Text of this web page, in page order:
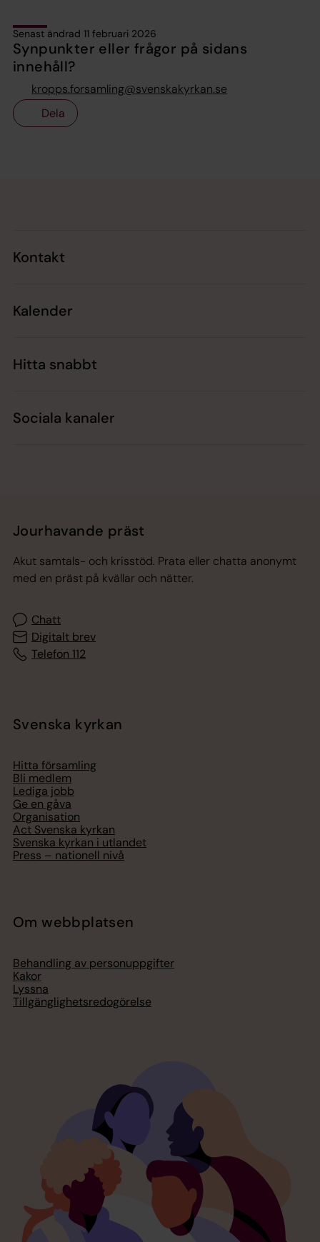
Senast ändrad 11 februari 2026
Synpunkter eller frågor på sidans
innehåll?
kropps.forsamling@svenskakyrkan.se
Dela
Kontakt
Kalender
Hitta snabbt
Sociala kanaler
Jourhavande präst
Akut samtals- och krisstöd. Prata eller chatta anonymt
med en präst på kvällar och nätter.
Chatt
Digitalt brev
Telefon 112
Svenska kyrkan
Hitta församling
Bli medlem
Lediga jobb
Ge en gåva
Organisation
Act Svenska kyrkan
Svenska kyrkan i utlandet
Press – nationell nivå
Om webbplatsen
Behandling av personuppgifter
Kakor
Lyssna
Tillgänglighetsredogörelse